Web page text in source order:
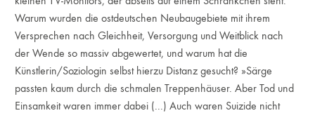
Warum wurden die ostdeutschen Neubaugebiete mit ihrem
Versprechen nach Gleichheit, Versorgung und Weitblick nach
der Wende so massiv abgewertet, und warum hat die
Künstlerin/Soziologin selbst hierzu Distanz gesucht? »Särge
passten kaum durch die schmalen Treppenhäuser. Aber Tod und
Einsamkeit waren immer dabei (...) Auch waren Suizide nicht